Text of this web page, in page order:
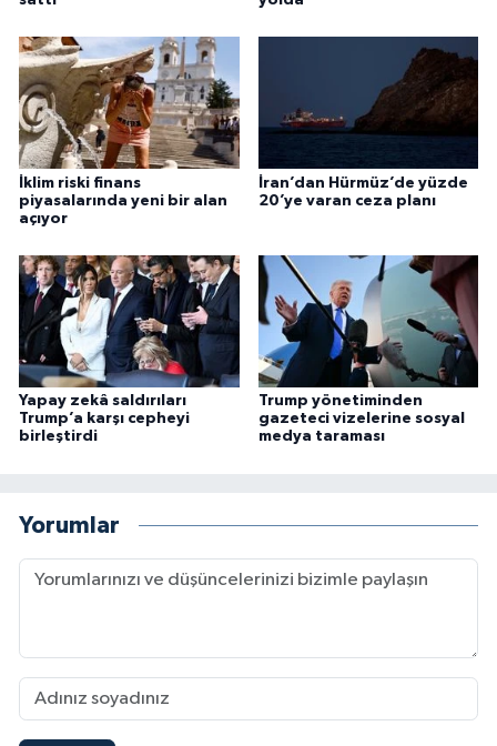
İklim riski finans
piyasalarında yeni bir alan
açıyor
İran’dan Hürmüz’de yüzde
20’ye varan ceza planı
Yapay zekâ saldırıları
Trump’a karşı cepheyi
birleştirdi
Trump yönetiminden
gazeteci vizelerine sosyal
medya taraması
Yorumlar